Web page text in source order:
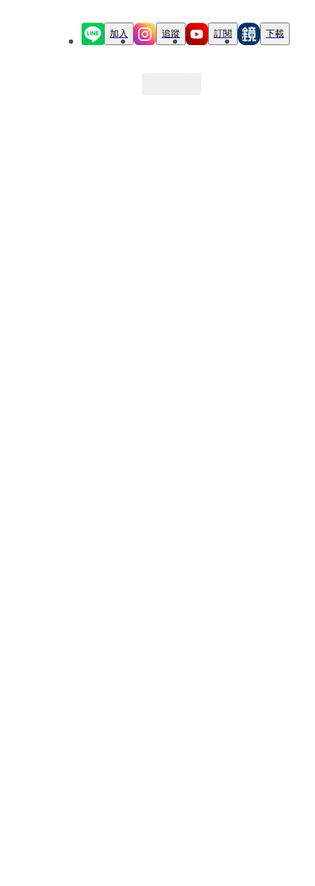
加入 追蹤 訂閱 下載